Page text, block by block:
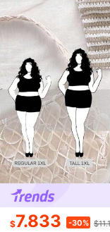
$7.833 -30%